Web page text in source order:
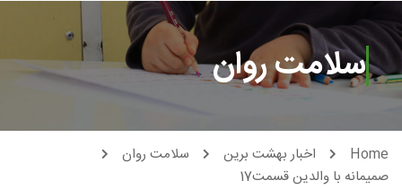
سلامت روان
Home اخبار بهشت برین
سلامت روان
صمیمانه با والدین قسمت17